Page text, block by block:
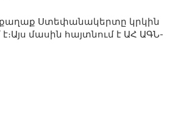
Ստեփանակերտը կրկին
մասին հայտնում է ԱՀ ԱԳՆ-